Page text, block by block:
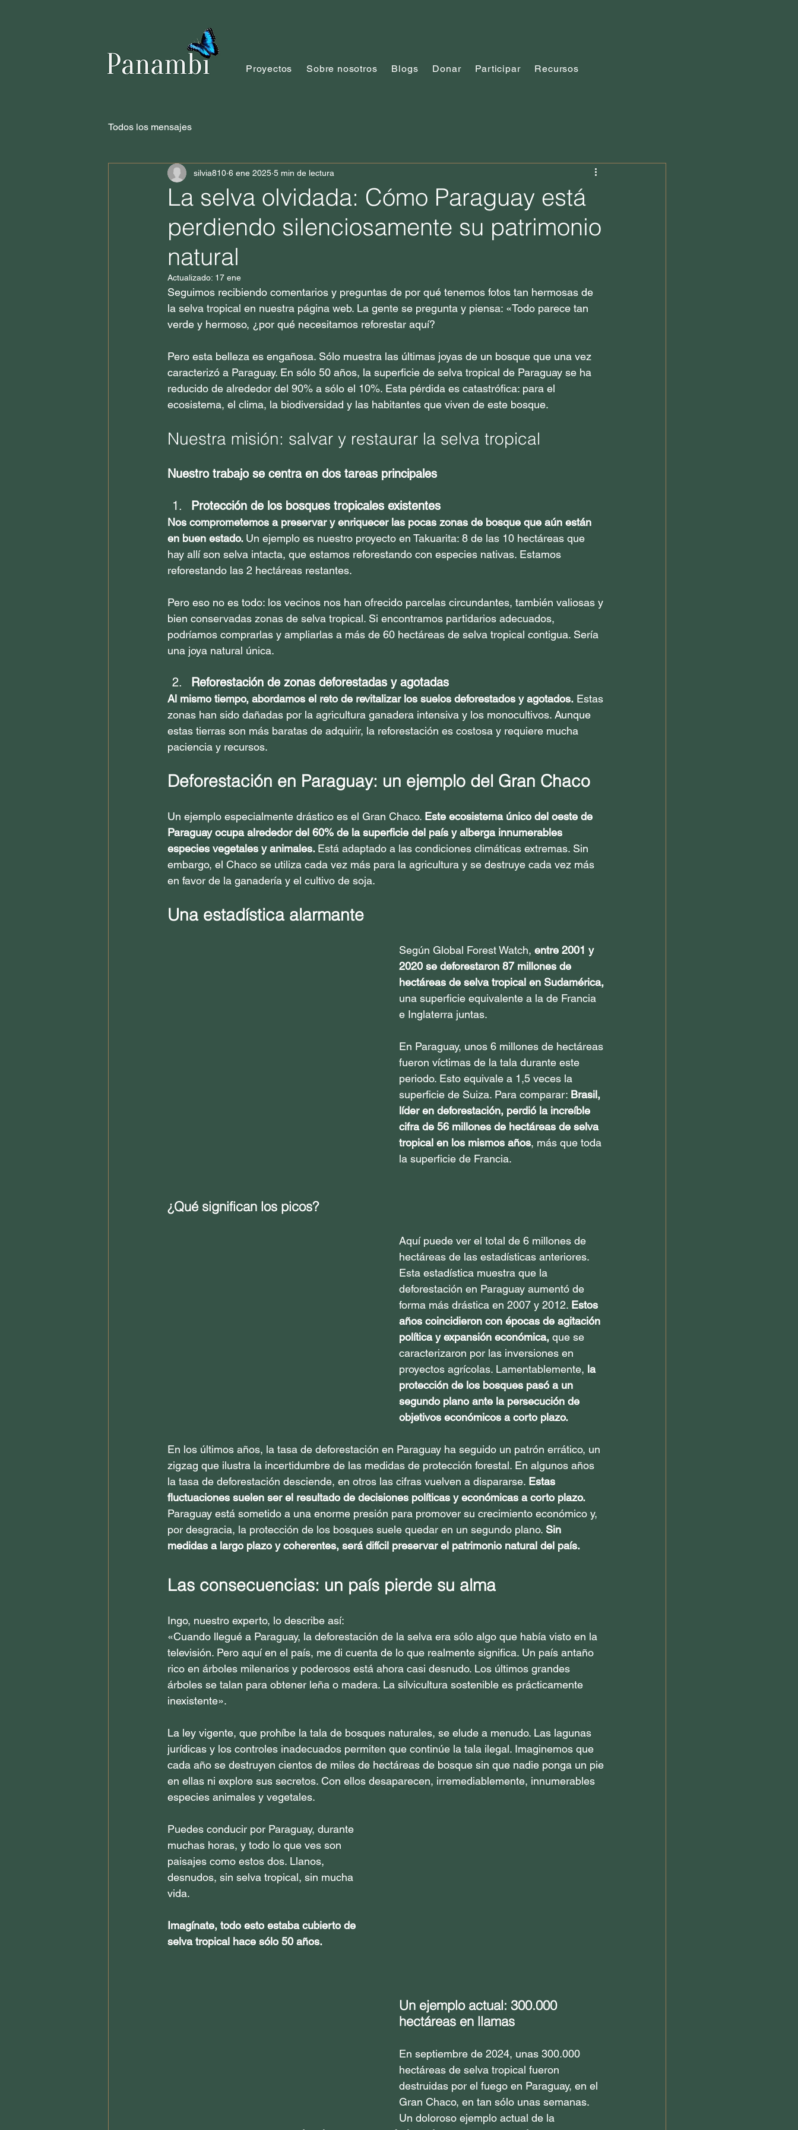
Proyectos Sobre nosotros Blogs Donar Participar Recursos
Todos los mensajes
La selva olvidada: Cómo Paraguay está
perdiendo silenciosamente su patrimonio
natural
silvia810 6 ene 2025 5 min de lectura
Actualizado: 17 ene
Seguimos recibiendo comentarios y preguntas de por qué tenemos fotos tan hermosas de
la selva tropical en nuestra página web. La gente se pregunta y piensa: «Todo parece tan
verde y hermoso, ¿por qué necesitamos reforestar aquí?
Pero esta belleza es engañosa. Sólo muestra las últimas joyas de un bosque que una vez
caracterizó a Paraguay. En sólo 50 años, la superficie de selva tropical de Paraguay se ha
reducido de alrededor del 90% a sólo el 10%. Esta pérdida es catastrófica: para el
ecosistema, el clima, la biodiversidad y las habitantes que viven de este bosque.
Nuestra misión: salvar y restaurar la selva tropical
Nuestro trabajo se centra en dos tareas principales
Protección de los bosques tropicales existentes
Nos comprometemos a preservar y enriquecer las pocas zonas de bosque que aún están
en buen estado. Un ejemplo es nuestro proyecto en Takuarita: 8 de las 10 hectáreas que
hay allí son selva intacta, que estamos reforestando con especies nativas. Estamos
reforestando las 2 hectáreas restantes.
Pero eso no es todo: los vecinos nos han ofrecido parcelas circundantes, también valiosas y
bien conservadas zonas de selva tropical. Si encontramos partidarios adecuados,
podríamos comprarlas y ampliarlas a más de 60 hectáreas de selva tropical contigua. Sería
una joya natural única.
Reforestación de zonas deforestadas y agotadas
Al mismo tiempo, abordamos el reto de revitalizar los suelos deforestados y agotados. Estas
zonas han sido dañadas por la agricultura ganadera intensiva y los monocultivos. Aunque
estas tierras son más baratas de adquirir, la reforestación es costosa y requiere mucha
paciencia y recursos.
Deforestación en Paraguay: un ejemplo del Gran Chaco
Un ejemplo especialmente drástico es el Gran Chaco. Este ecosistema único del oeste de
Paraguay ocupa alrededor del 60% de la superficie del país y alberga innumerables
especies vegetales y animales. Está adaptado a las condiciones climáticas extremas. Sin
embargo, el Chaco se utiliza cada vez más para la agricultura y se destruye cada vez más
en favor de la ganadería y el cultivo de soja.
Una estadística alarmante
Según Global Forest Watch, entre 2001 y
2020 se deforestaron 87 millones de
hectáreas de selva tropical en Sudamérica,
una superficie equivalente a la de Francia
e Inglaterra juntas.
En Paraguay, unos 6 millones de hectáreas
fueron víctimas de la tala durante este
periodo. Esto equivale a 1,5 veces la
superficie de Suiza. Para comparar: Brasil,
líder en deforestación, perdió la increíble
cifra de 56 millones de hectáreas de selva
tropical en los mismos años, más que toda
la superficie de Francia.
¿Qué significan los picos?
Aquí puede ver el total de 6 millones de
hectáreas de las estadísticas anteriores.
Esta estadística muestra que la
deforestación en Paraguay aumentó de
forma más drástica en 2007 y 2012. Estos
años coincidieron con épocas de agitación
política y expansión económica, que se
caracterizaron por las inversiones en
proyectos agrícolas. Lamentablemente, la
protección de los bosques pasó a un
segundo plano ante la persecución de
objetivos económicos a corto plazo.
En los últimos años, la tasa de deforestación en Paraguay ha seguido un patrón errático, un
zigzag que ilustra la incertidumbre de las medidas de protección forestal. En algunos años
la tasa de deforestación desciende, en otros las cifras vuelven a dispararse. Estas
fluctuaciones suelen ser el resultado de decisiones políticas y económicas a corto plazo.
Paraguay está sometido a una enorme presión para promover su crecimiento económico y,
por desgracia, la protección de los bosques suele quedar en un segundo plano. Sin
medidas a largo plazo y coherentes, será difícil preservar el patrimonio natural del país.
Las consecuencias: un país pierde su alma
Ingo, nuestro experto, lo describe así:
«Cuando llegué a Paraguay, la deforestación de la selva era sólo algo que había visto en la
televisión. Pero aquí en el país, me di cuenta de lo que realmente significa. Un país antaño
rico en árboles milenarios y poderosos está ahora casi desnudo. Los últimos grandes
árboles se talan para obtener leña o madera. La silvicultura sostenible es prácticamente
inexistente».
La ley vigente, que prohíbe la tala de bosques naturales, se elude a menudo. Las lagunas
jurídicas y los controles inadecuados permiten que continúe la tala ilegal. Imaginemos que
cada año se destruyen cientos de miles de hectáreas de bosque sin que nadie ponga un pie
en ellas ni explore sus secretos. Con ellos desaparecen, irremediablemente, innumerables
especies animales y vegetales.
Puedes conducir por Paraguay, durante
muchas horas, y todo lo que ves son
paisajes como estos dos. Llanos,
desnudos, sin selva tropical, sin mucha
vida.
Imagínate, todo esto estaba cubierto de
selva tropical hace sólo 50 años.
Un ejemplo actual: 300.000
hectáreas en llamas
En septiembre de 2024, unas 300.000
hectáreas de selva tropical fueron
destruidas por el fuego en Paraguay, en el
Gran Chaco, en tan sólo unas semanas.
Un doloroso ejemplo actual de la